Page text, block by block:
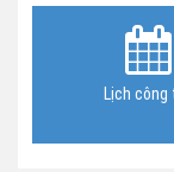
Lịch công